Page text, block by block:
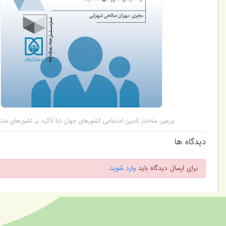
بررسی ساختار تأمین اجتماعی کشورهای جهان (با تأکید بر کشورهای
دیدگاه ها
برای ارسال دیدگاه باید وارد شوید.